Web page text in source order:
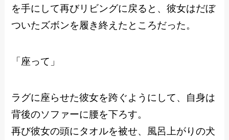
を手にして再びリビングに戻ると、彼女はだぼ
ついたズボンを履き終えたところだった。
「座って」
ラグに座らせた彼女を跨ぐようにして、自身は
背後のソファーに腰を下ろす。
再び彼女の頭にタオルを被せ、風呂上がりの犬